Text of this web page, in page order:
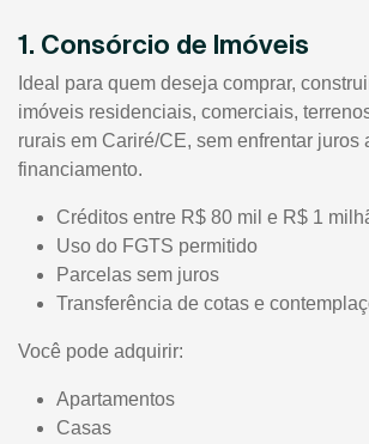
1. Consórcio de Imóveis
Ideal para quem deseja comprar,
imóveis residenciais, comerciais,
rurais em Cariré/CE, sem enfrentar juros
financiamento.
Créditos entre R$ 80 mil e R$ 1
Uso do FGTS permitido
Parcelas sem juros
Transferência de cotas e
Você pode adquirir:
Apartamentos
Casas